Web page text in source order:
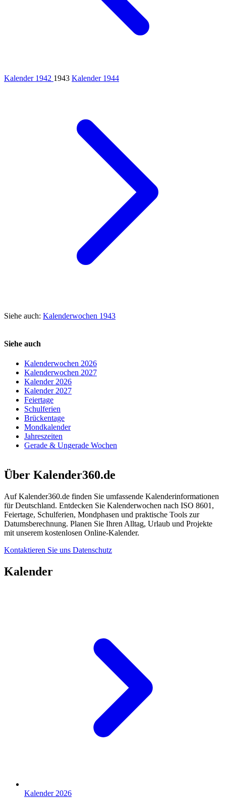
Kalender 1942 1943 Kalender 1944
Siehe auch: Kalenderwochen 1943
Siehe auch
Kalenderwochen 2026
Kalenderwochen 2027
Kalender 2026
Kalender 2027
Feiertage
Schulferien
Brückentage
Mondkalender
Jahreszeiten
Gerade & Ungerade Wochen
Über Kalender360.de
Auf Kalender360.de finden Sie umfassende Kalenderinformationen
für Deutschland. Entdecken Sie Kalenderwochen nach ISO 8601,
Feiertage, Schulferien, Mondphasen und praktische Tools zur
Datumsberechnung. Planen Sie Ihren Alltag, Urlaub und Projekte
mit unserem kostenlosen Online-Kalender.
Kontaktieren Sie uns Datenschutz
Kalender
Kalender 2026